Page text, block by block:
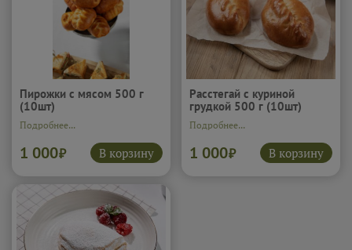
Пирожки с мясом 500 г
(10шт)
Подробнее...
1 000₽ В корзину
Расстегай с куриной
грудкой 500 г (10шт)
Подробнее...
1 000₽ В корзину